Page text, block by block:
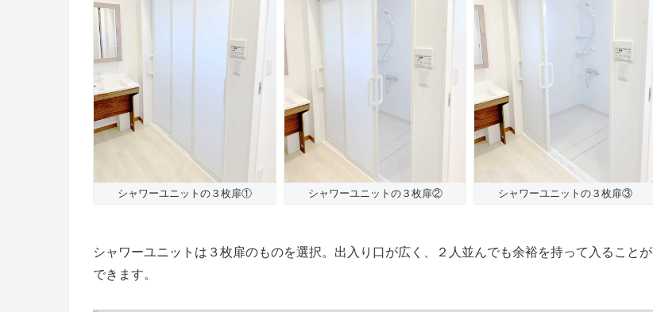
シャワーユニットの３枚扉① シャワーユニットの３枚扉② シャワーユニットの３枚扉③
シャワーユニットは３枚扉のものを選択。出入り口が広く、２人並んでも余裕を持って入ることが
できます。